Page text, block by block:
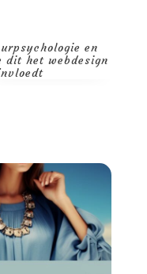
en
dit het webdesign